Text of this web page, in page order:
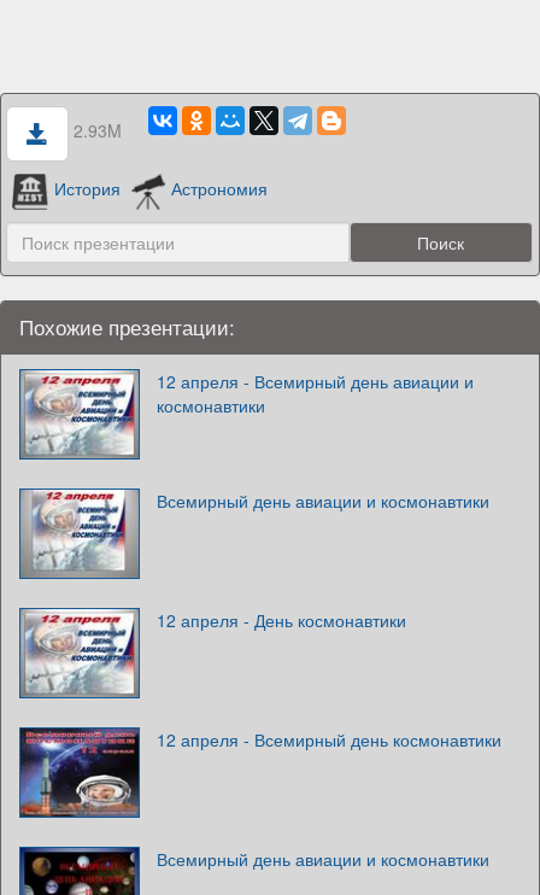
2.93M
История Астрономия
Похожие презентации:
12 апреля - Всемирный день авиации и
космонавтики
Всемирный день авиации и космонавтики
12 апреля - День космонавтики
12 апреля - Всемирный день космонавтики
Всемирный день авиации и космонавтики